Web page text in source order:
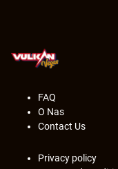
FAQ
O Nas
Contact Us
Privacy policy